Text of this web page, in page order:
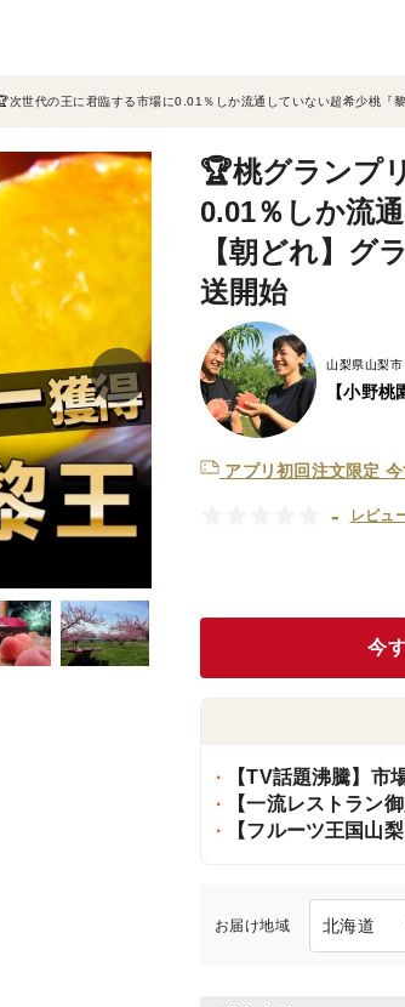
次世代の王に君臨する市場に0.01％しか流通していない超希少桃
🏆桃グランプ
0.01％しか流
【朝どれ】グ
送開始
山梨県山梨市
【小野
アプリ初回注文限定
- レビュ
今
【TV話題沸騰】市
【一流レストラン
【フルーツ王国山
お届け地域